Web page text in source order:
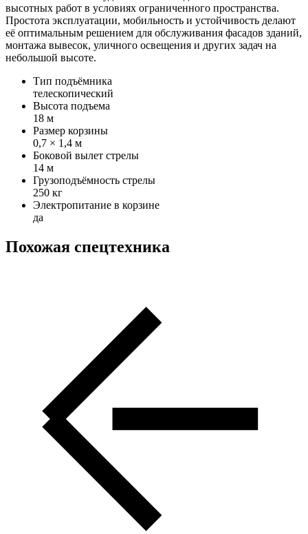
высотных работ в условиях ограниченного пространства.
Простота эксплуатации, мобильность и устойчивость делают
её оптимальным решением для обслуживания фасадов зданий,
монтажа вывесок, уличного освещения и других задач на
небольшой высоте.
Тип подъёмника
телескопический
Высота подъема
18 м
Размер корзины
0,7 × 1,4 м
Боковой вылет стрелы
14 м
Грузоподъёмность стрелы
250 кг
Электропитание в корзине
да
Похожая спецтехника